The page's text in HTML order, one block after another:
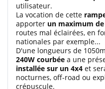
utilisateur.
La vocation de cette
apporter un maximum
routes mal éclairées, en
nationales par exemple...
D'une longueurs de
240W courbée a une
installée sur un 4x4 et
nocturnes, off-road ou
crépuscule.